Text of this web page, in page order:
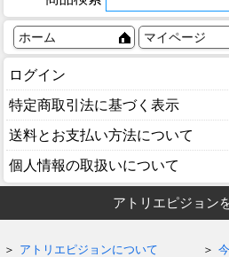
ホーム マイページ
ログイン
特定商取引法に基づく表示
送料とお支払い方法について
個人情報の取扱いについて
アトリエピジョン
アトリエピジョンについて